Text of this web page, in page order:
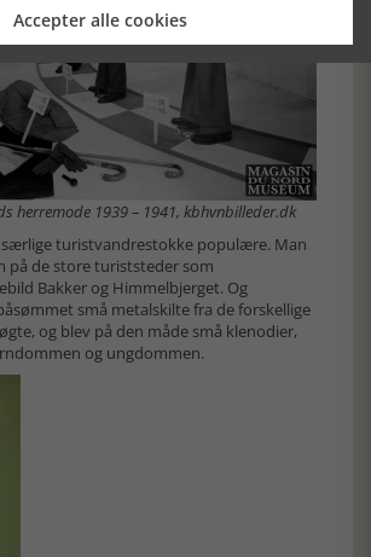
herremode 1939 – 1941, kbhvnbilleder.dk
særlige turistvandrestokke populære. Man
på de store turiststeder som
Bakker og Himmelbjerget. Og
små metalskilte fra de forskellige
og blev på den måde små klenodier,
og ungdommen.
Accepter alle cookies